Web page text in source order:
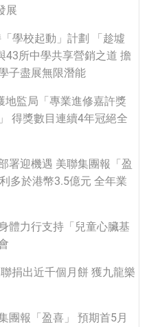
展
學校起動」計劃 「趁墟
43所中學共享營銷之道 擔
子盡展無限潛能
地監局「專業進修嘉許獎
得獎數目連續4年冠絕全
署迎機遇 美聯集團報「盈
多於港幣3.5億元 全年業
體力行支持「兒童心臟基
捐出近千個月餅 獲九龍樂
團報「盈喜」 預期首5月